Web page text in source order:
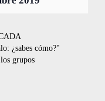
¿sabes cómo?"
grupos